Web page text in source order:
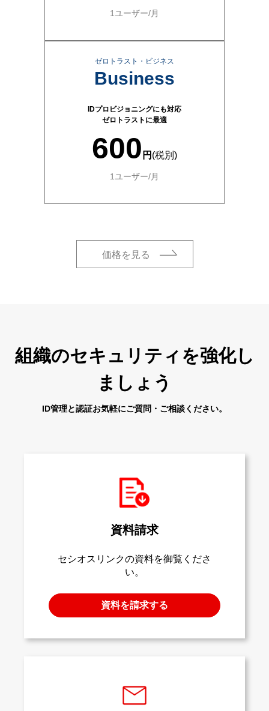
1ユーザー/月
ゼロトラスト・ビジネス
Business
IDプロビジョニングにも対応
ゼロトラストに最適
600 円 (税別)
1ユーザー/月
価格を見る
組織のセキュリティを強化し
ましょう
ID管理と認証お気軽にご質問・ご相談ください。
資料請求
セシオスリンクの資料を御覧くださ
い。
資料を請求する